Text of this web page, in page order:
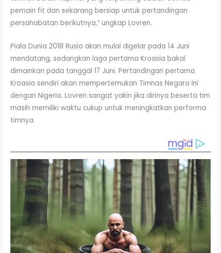
pemain fit dan sekarang bersiap untuk pertandingan
persahabatan berikutnya,” ungkap Lovren.
Piala Dunia 2018 Rusia akan mulai digelar pada 14 Juni
mendatang, sedangkan laga pertama Kroasia bakal
dimainkan pada tanggal 17 Juni. Pertandingan pertama
Kroasia sendiri akan mempertemukan Timnas Negara ini
dengan Nigeria. Lovren sangat yakin jika dirinya beserta tim
masih memiliki waktu cukup untuk meningkatkan performa
timnya.